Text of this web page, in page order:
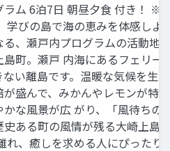
ラム 6泊7⽇ 朝昼⼣⾷ 付き！ ※
学びの島で海の恵みを体感しよ
る、瀬⼾内プログラムの活動地
町。瀬⼾ 内海にあるフェリー
い離島です。温暖な気候を⽣
盛んで、みかんやレモンが特
かな⾵景が広 がり、「⾵待ちの
史ある町の⾵情が残る⼤崎上島
れ、癒しを求める⼈にぴった